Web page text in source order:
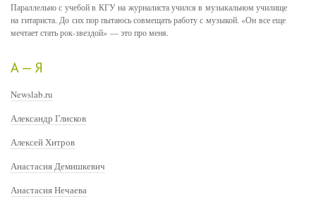
Параллельно с учебой в КГУ на журналиста учился в музыкальном училище
на гитариста. До сих пор пытаюсь совмещать работу с музыкой. «Он все еще
мечтает стать рок-звездой» — это про меня.
А — Я
Newslab.ru
Александр Глисков
Алексей Хитров
Анастасия Демишкевич
Анастасия Нечаева